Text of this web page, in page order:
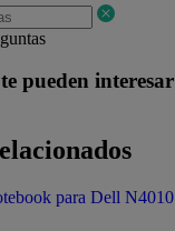
pueden interesar